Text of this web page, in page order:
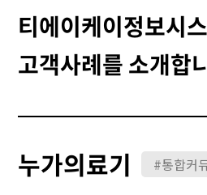
티에이케이정보시
고객사례를 소개합
누가의료기 #통합커